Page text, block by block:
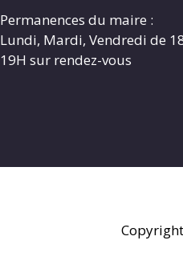
Permanences du maire :
Lundi, Mardi, Vendredi de
19H sur rendez-vous